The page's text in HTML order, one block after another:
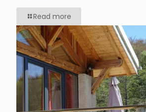
Read more